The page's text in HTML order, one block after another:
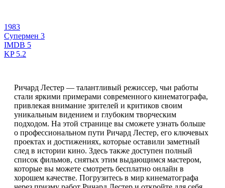
1983
Супермен 3
IMDB 5
KP5.2
Ричард Лестер — талантливый режиссер, чьи работы
стали яркими примерами современного кинематографа,
привлекая внимание зрителей и критиков своим
уникальным видением и глубоким творческим
подходом. На этой странице вы сможете узнать больше
о профессиональном пути Ричард Лестер, его ключевых
проектах и достижениях, которые оставили заметный
след в истории кино. Здесь также доступен полный
список фильмов, снятых этим выдающимся мастером,
которые вы можете смотреть бесплатно онлайн в
хорошем качестве. Погрузитесь в мир кинематографа